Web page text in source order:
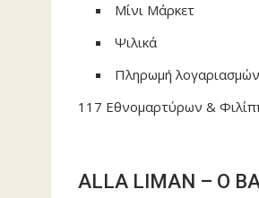
Μίνι Μάρκετ
Ψιλικά
Πληρωμή λογαριασμών
117 Εθνομαρτύρων &
ALLA LIMAN – Ο